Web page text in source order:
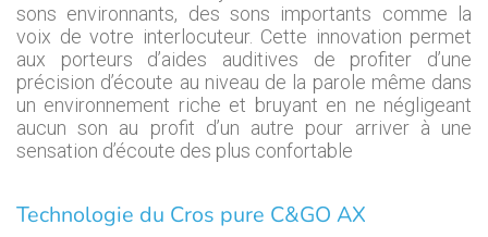
sons environnants, des sons importants comme la
voix de votre interlocuteur. Cette innovation permet
aux porteurs d’aides auditives de profiter d’une
précision d’écoute au niveau de la parole même dans
un environnement riche et bruyant en ne négligeant
aucun son au profit d’un autre pour arriver à une
sensation d’écoute des plus confortable
Technologie du Cros pure C&GO AX